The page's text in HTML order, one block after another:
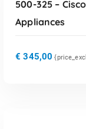
500-325 –
Appliances
€ 345,00